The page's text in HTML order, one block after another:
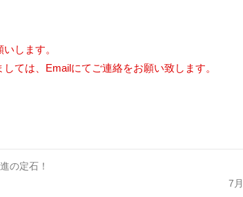
します。
ては、Emailにてご連絡をお願い致します。
の定石！
7